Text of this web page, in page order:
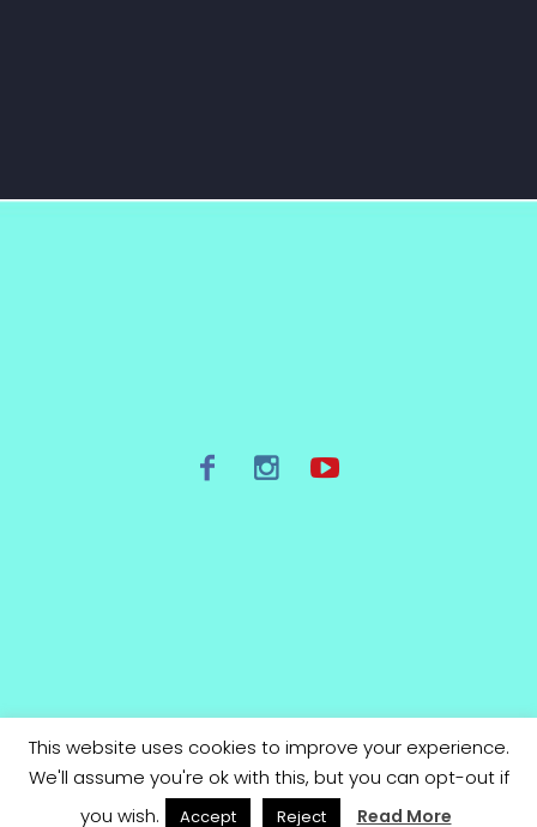
Términos de uso y Política de privacidad/
Karaokesband © 2022 / All Rights Reserved
This website uses cookies to improve your experience.
We'll assume you're ok with this, but you can opt-out if
you wish.
Accept Reject Read More